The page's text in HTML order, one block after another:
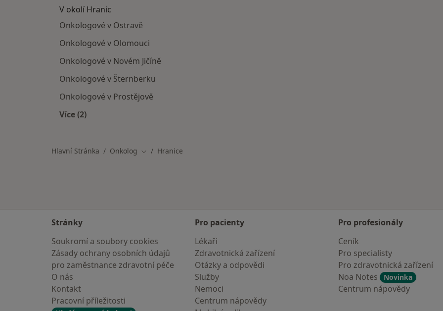
V okolí Hranic
Onkologové v Ostravě
Onkologové v Olomouci
Onkologové v Novém Jičíně
Onkologové v Šternberku
Onkologové v Prostějově
Více (2)
Hlavní Stránka Onkolog Změna města
Hranice
Stránky
Soukromí a soubory cookies
Zásady ochrany osobních údajů
pro zaměstnance zdravotní péče
O nás
Kontakt
Pracovní příležitosti
Pro pacienty
Lékaři
Zdravotnická zařízení
Otázky a odpovědi
Služby
Nemoci
Centrum nápovědy
Pro profesionály
Ceník
Pro specialisty
Pro zdravotnická zařízení
Noa Notes
Novinka
Centrum nápovědy